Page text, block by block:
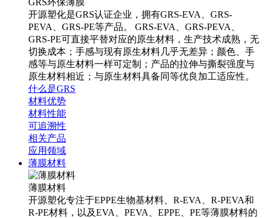
开源塑化是GRS认证企业，拥有GRS-EVA、GRS-
PEVA、GRS-PE等产品。 GRS-EVA、GRS-PEVA、
GRS-PE可直接平替对应的原生材料，生产技术成熟，无
切换成本；手感与现有原生材料几乎无差异；颜色、手
感等与原生材料一样可定制；产品的拉伸与撕裂强度与
原生材料相近；与原生材料具备同等优良加工适应性。
什么是GRS
材料优势
材料性能
可追溯性
相关产品
应用领域
薄膜材料
薄膜材料
开源塑化专注于EPPE生物基材料、R-EVA、R-PEVA和
R-PE材料，以及EVA、PEVA、EPPE、PE等薄膜材料的